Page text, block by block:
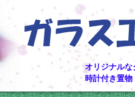
オリジナルな
時計付き置物